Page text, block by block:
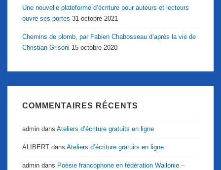
Une nouvelle plateforme d’écriture pour auteurs et lecteurs
ouvre ses portes 31 octobre 2021
Chemins de plomb, par Fabien Chabosseau d’après la vie de
Christian Grisoni 15 octobre 2020
COMMENTAIRES RÉCENTS
admin dans Ateliers d’écriture gratuits en ligne
ALIBERT dans Ateliers d’écriture gratuits en ligne
admin dans Poésie francophone en fédération Wallonie –